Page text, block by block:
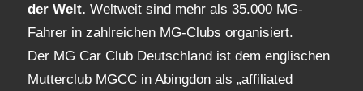
der Welt. Weltweit sind mehr als 35.000 MG-
Fahrer in zahlreichen MG-Clubs organisiert.
Der MG Car Club Deutschland ist dem englischen
Mutterclub MGCC in Abingdon als „affiliated